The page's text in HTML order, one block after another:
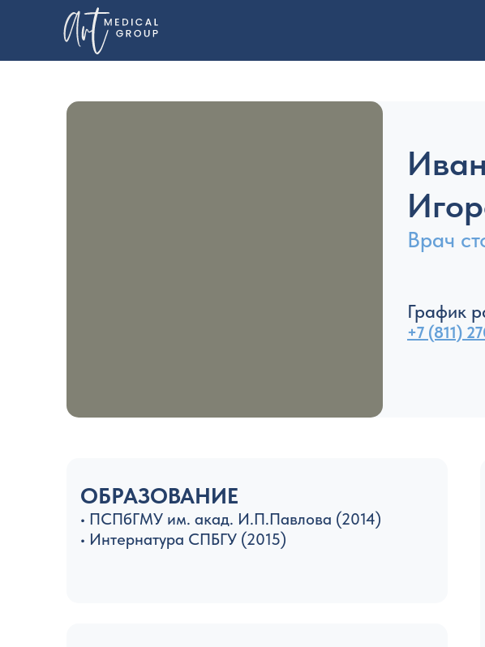
Врач
График
+7 (811)
ОБРАЗОВАНИЕ
• ПСПбГМУ им. акад. И.П.Павлова (2014)
• Интернатура СПБГУ (2015)